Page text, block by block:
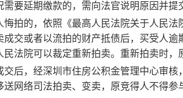
需要延期缴款的，需向法官说明原因并
悔拍的，依照《最高人民法院关于人民
成交或者以流拍的财产抵债后，买受人
民法院可以裁定重新拍卖。重新拍卖时，
交后，经深圳市住房公积金管理中心审
送网络司法拍卖、变卖，原竞得人不得参